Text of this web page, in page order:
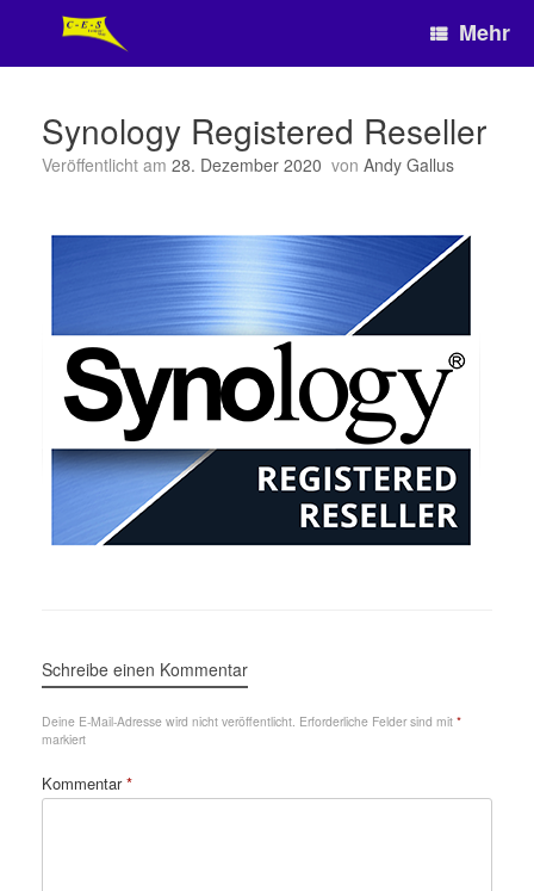
Mehr
Synology Registered Reseller
Veröffentlicht am 28. Dezember 2020 von Andy Gallus
Schreibe einen Kommentar
Deine E-Mail-Adresse wird nicht veröffentlicht. Erforderliche Felder sind mit *
markiert
Kommentar*